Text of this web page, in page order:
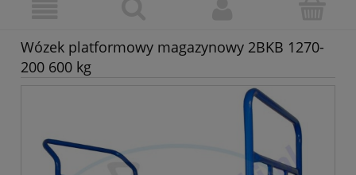
Wózek platformowy magazynowy 2BKB 1270-
200 600 kg